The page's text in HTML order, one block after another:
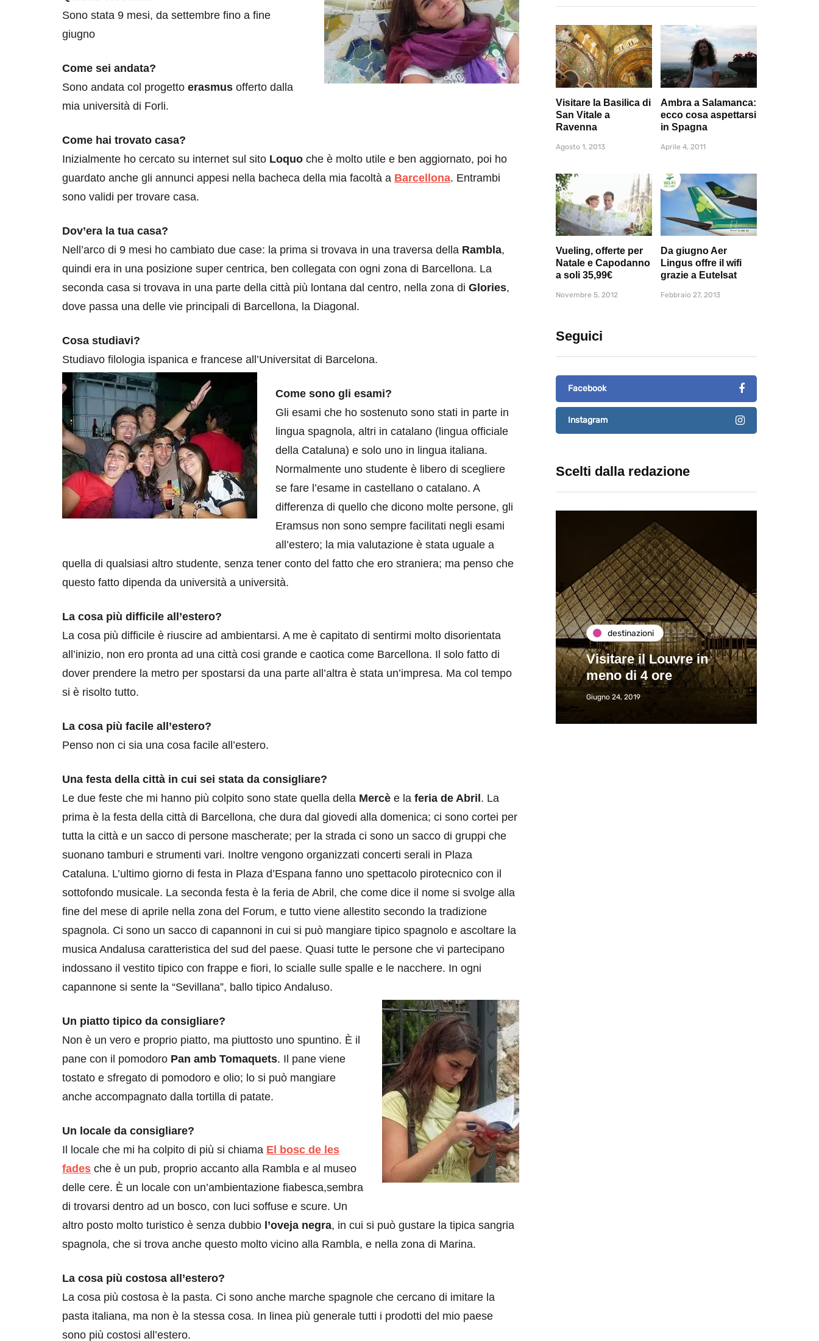
Sono stata 9 mesi, da settembre fino a fine
giugno
Come sei andata?
Sono andata col progetto erasmus offerto dalla
mia università di Forli.
Come hai trovato casa?
Inizialmente ho cercato su internet sul sito Loquo che è molto utile e ben aggiornato, poi ho
guardato anche gli annunci appesi nella bacheca della mia facoltà a Barcellona. Entrambi
sono validi per trovare casa.
Dov’era la tua casa?
Nell’arco di 9 mesi ho cambiato due case: la prima si trovava in una traversa della Rambla,
quindi era in una posizione super centrica, ben collegata con ogni zona di Barcellona. La
seconda casa si trovava in una parte della città più lontana dal centro, nella zona di Glories,
dove passa una delle vie principali di Barcellona, la Diagonal.
Cosa studiavi?
Studiavo filologia ispanica e francese all’Universitat di Barcelona.
Come sono gli esami?
Gli esami che ho sostenuto sono stati in parte in
lingua spagnola, altri in catalano (lingua officiale
della Cataluna) e solo uno in lingua italiana.
Normalmente uno studente è libero di scegliere
se fare l’esame in castellano o catalano. A
differenza di quello che dicono molte persone, gli
Eramsus non sono sempre facilitati negli esami
all’estero; la mia valutazione è stata uguale a
quella di qualsiasi altro studente, senza tener conto del fatto che ero straniera; ma penso che
questo fatto dipenda da università a università.
La cosa più difficile all’estero?
La cosa più difficile è riuscire ad ambientarsi. A me è capitato di sentirmi molto disorientata
all’inizio, non ero pronta ad una città cosi grande e caotica come Barcellona. Il solo fatto di
dover prendere la metro per spostarsi da una parte all’altra è stata un’impresa. Ma col tempo
si è risolto tutto.
La cosa più facile all’estero?
Penso non ci sia una cosa facile all’estero.
Una festa della città in cui sei stata da consigliare?
Le due feste che mi hanno più colpito sono state quella della Mercè e la feria de Abril. La
prima è la festa della città di Barcellona, che dura dal giovedi alla domenica; ci sono cortei per
tutta la città e un sacco di persone mascherate; per la strada ci sono un sacco di gruppi che
suonano tamburi e strumenti vari. Inoltre vengono organizzati concerti serali in Plaza
Cataluna. L’ultimo giorno di festa in Plaza d’Espana fanno uno spettacolo pirotecnico con il
sottofondo musicale. La seconda festa è la feria de Abril, che come dice il nome si svolge alla
fine del mese di aprile nella zona del Forum, e tutto viene allestito secondo la tradizione
spagnola. Ci sono un sacco di capannoni in cui si può mangiare tipico spagnolo e ascoltare la
musica Andalusa caratteristica del sud del paese. Quasi tutte le persone che vi partecipano
indossano il vestito tipico con frappe e fiori, lo scialle sulle spalle e le nacchere. In ogni
capannone si sente la “Sevillana”, ballo tipico Andaluso.
Un piatto tipico da consigliare?
Non è un vero e proprio piatto, ma piuttosto uno spuntino. È il
pane con il pomodoro Pan amb Tomaquets. Il pane viene
tostato e sfregato di pomodoro e olio; lo si può mangiare
anche accompagnato dalla tortilla di patate.
Un locale da consigliare?
Il locale che mi ha colpito di più si chiama El bosc de les
fades che è un pub, proprio accanto alla Rambla e al museo
delle cere. È un locale con un’ambientazione fiabesca,sembra
di trovarsi dentro ad un bosco, con luci soffuse e scure. Un
altro posto molto turistico è senza dubbio l’oveja negra, in cui si può gustare la tipica sangria
spagnola, che si trova anche questo molto vicino alla Rambla, e nella zona di Marina.
La cosa più costosa all’estero?
La cosa più costosa è la pasta. Ci sono anche marche spagnole che cercano di imitare la
pasta italiana, ma non è la stessa cosa. In linea più generale tutti i prodotti del mio paese
sono più costosi all’estero.
Visitare la Basilica di
San Vitale a
Ravenna
Agosto 1, 2013
Ambra a Salamanca:
ecco cosa aspettarsi
in Spagna
Aprile 4, 2011
Vueling, offerte per
Natale e Capodanno
a soli 35,99€
Novembre 5, 2012
Da giugno Aer
Lingus offre il wifi
grazie a Eutelsat
Febbraio 27, 2013
Seguici
Facebook
Instagram
Scelti dalla redazione
il Louvre in
di 4 ore
destinazioni
Paros e la Grecia di
Immaturi il Viaggio
eventi
Eventi di aprile 2026 a
Rimini e dintorni
destinazioni
Visitare il Louvre in
meno di 4 ore
Giugno 24, 2019